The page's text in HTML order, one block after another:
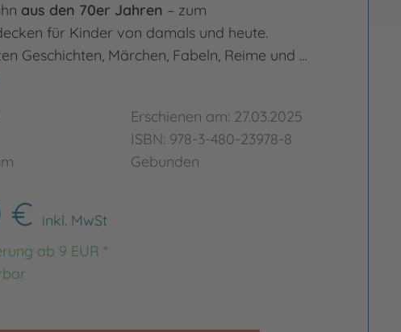
aus den 70er Jahren – zum
für Kinder von damals und heute.
Geschichten, Märchen, Fabeln, Reime und …
Erschienen am: 27.03.2025
ISBN: 978-3-480-23978-8
Gebunden
€ inkl. MwSt
ab 9 EUR *